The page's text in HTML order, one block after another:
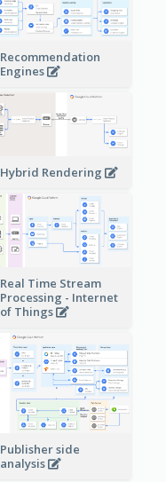
Recommendation
Engines
Hybrid Rendering
Real Time Stream
Processing - Internet
of Things
Publisher side
analysis